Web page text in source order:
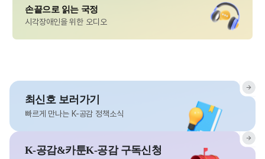
손끝으로 읽는 국정
시각장애인을 위한 오디오
최신호 보러가기
빠르게 만나는 K-공감 정책소식
K-공감&카툰K-공감 구독신청